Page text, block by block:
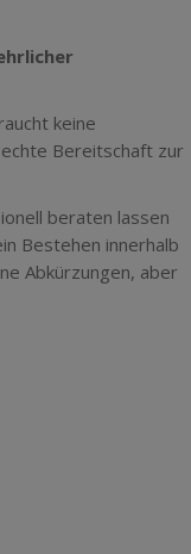
keine
Bereitschaft zur
beraten lassen
Bestehen innerhalb
Abkürzungen, aber